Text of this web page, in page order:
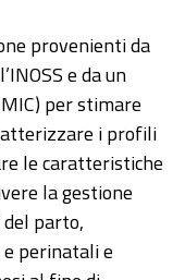
provenienti da
e da un
per stimare
i profili
le caratteristiche
la gestione
parto,
perinatali e